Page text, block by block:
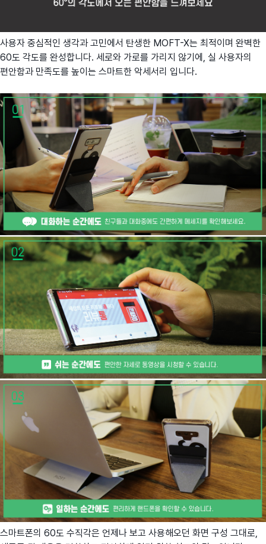
사용자 중심적인 생각과 고민에서 탄생한 MOFT-X는 최적이며 완벽한
60도 각도를 완성합니다. 세로와 가로를 가리지 않기에, 실 사용자의
편안함과 만족도를 높이는 스마트한 악세서리 입니다.
스마트폰의 60도 수직각은 언제나 보고 사용해오던 화면 구성 그대로,